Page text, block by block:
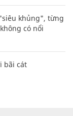
khủng", từng
có nổi
bãi cát